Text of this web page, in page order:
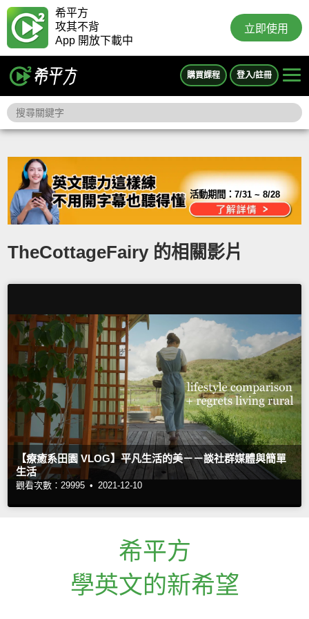
希平方
攻其不背
App 開放下載中
立即使用
購買課程 登入/註冊
活動期間：7/31 ~ 8/28
TheCottageFairy 的相關影片
【療癒系田園 VLOG】平凡生活的美－－談社群媒體與簡單
生活
觀看次數：29995 • 2021-12-10
希平方
學英文的新希望